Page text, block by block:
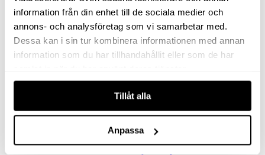
information från din enhet till de sociala medier och
annons- och analysföretag som vi samarbetar med.
Dessa kan i sin tur kombinera informationen med annan
information som du har tillhandahållit eller som de har
Tillåt alla
Anpassa
Golv- & Kombinationsmunstycke
Munstycke
Motor
Reservdelar dammsugare
Rör & handtag
Uppsamlingspåsar
Alla produkter